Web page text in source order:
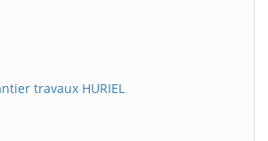
travaux HURIEL